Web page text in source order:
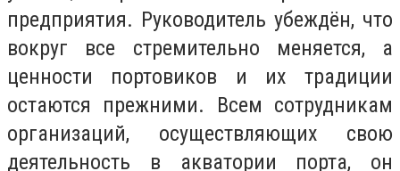
предприятия. Руководитель убеждён, что
вокруг все стремительно меняется, а
ценности портовиков и их традиции
остаются прежними. Всем сотрудникам
организаций, осуществляющих свою
деятельность в акватории порта, он